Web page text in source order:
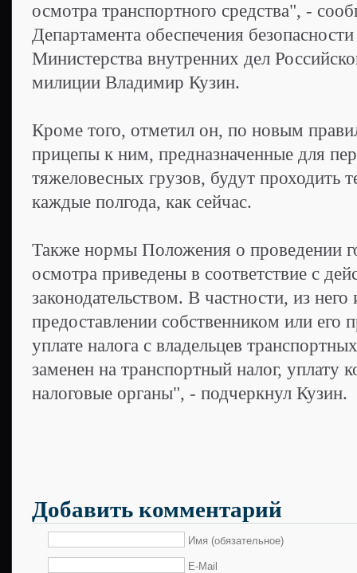
осмотра транспортного средства", -
Департамента обеспечения
Министерства внутренних дел
милиции Владимир Кузин.
Кроме того, отметил он, по новым
прицепы к ним, предназначенные для
тяжеловесных грузов, будут проходить
каждые полгода, как сейчас.
Также нормы Положения о проведении
осмотра приведены в соответствие с
законодательством. В частности, из
предоставлении собственником или его
уплате налога с владельцев
заменен на транспортный налог, уплату
налоговые органы", - подчеркнул Кузин.
Добавить комментарий
Имя (обязательное)
E-Mail